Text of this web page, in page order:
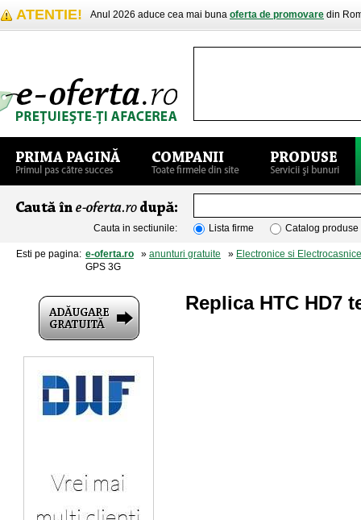
ATENTIE! Anul 2026 aduce cea mai buna oferta de promovare din
Cauta in sectiunile: Lista firme Catalog produse
Esti pe pagina: e-oferta.ro » anunturi gratuite » Electronice si Electrocasnice
GPS 3G
Replica HTC HD7